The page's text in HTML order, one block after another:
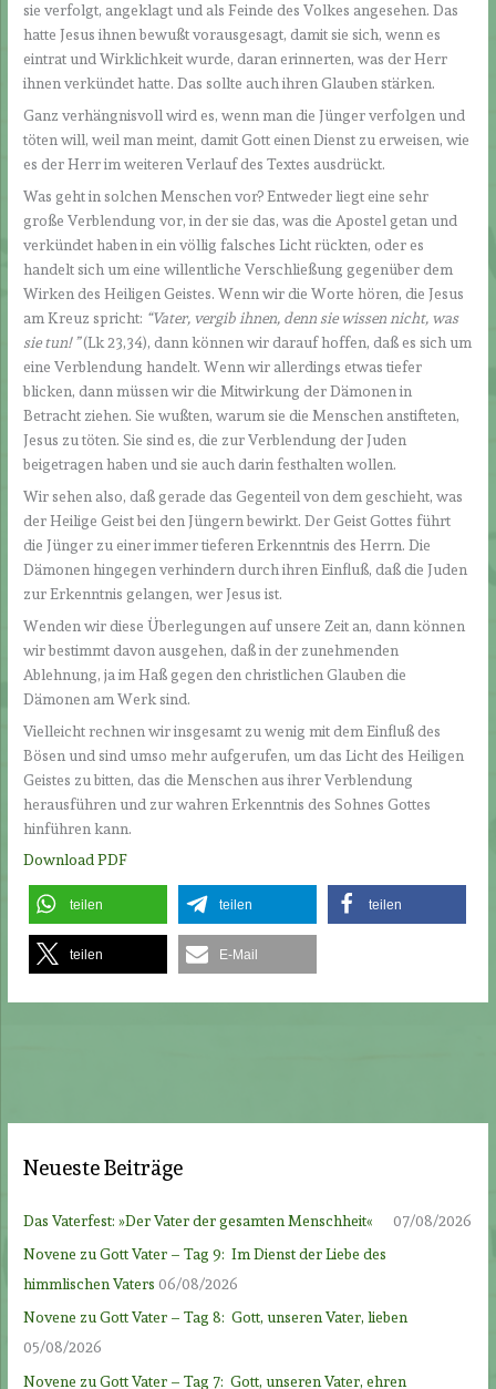
sie verfolgt, angeklagt und als Feinde des Volkes angesehen. Das
hatte Jesus ihnen bewußt vorausgesagt, damit sie sich, wenn es
eintrat und Wirklichkeit wurde, daran erinnerten, was der Herr
ihnen verkündet hatte. Das sollte auch ihren Glauben stärken.
Ganz verhängnisvoll wird es, wenn man die Jünger verfolgen und
töten will, weil man meint, damit Gott einen Dienst zu erweisen, wie
es der Herr im weiteren Verlauf des Textes ausdrückt.
Was geht in solchen Menschen vor? Entweder liegt eine sehr
große Verblendung vor, in der sie das, was die Apostel getan und
verkündet haben in ein völlig falsches Licht rückten, oder es
handelt sich um eine willentliche Verschließung gegenüber dem
Wirken des Heiligen Geistes. Wenn wir die Worte hören, die Jesus
am Kreuz spricht: “Vater, vergib ihnen, denn sie wissen nicht, was
sie tun! ”(Lk 23,34), dann können wir darauf hoffen, daß es sich um
eine Verblendung handelt. Wenn wir allerdings etwas tiefer
blicken, dann müssen wir die Mitwirkung der Dämonen in
Betracht ziehen. Sie wußten, warum sie die Menschen anstifteten,
Jesus zu töten. Sie sind es, die zur Verblendung der Juden
beigetragen haben und sie auch darin festhalten wollen.
Wir sehen also, daß gerade das Gegenteil von dem geschieht, was
der Heilige Geist bei den Jüngern bewirkt. Der Geist Gottes führt
die Jünger zu einer immer tieferen Erkenntnis des Herrn. Die
Dämonen hingegen verhindern durch ihren Einfluß, daß die Juden
zur Erkenntnis gelangen, wer Jesus ist.
Wenden wir diese Überlegungen auf unsere Zeit an, dann können
wir bestimmt davon ausgehen, daß in der zunehmenden
Ablehnung, ja im Haß gegen den christlichen Glauben die
Dämonen am Werk sind.
Vielleicht rechnen wir insgesamt zu wenig mit dem Einfluß des
Bösen und sind umso mehr aufgerufen, um das Licht des Heiligen
Geistes zu bitten, das die Menschen aus ihrer Verblendung
herausführen und zur wahren Erkenntnis des Sohnes Gottes
hinführen kann.
Download PDF
teilen teilen teilen
teilen E-Mail
Neueste Beiträge
Das Vaterfest: »Der Vater der gesamten Menschheit«
07/08/2026
Novene zu Gott Vater – Tag 9: Im Dienst der Liebe des
himmlischen Vaters 06/08/2026
Novene zu Gott Vater – Tag 8: Gott, unseren Vater, lieben
05/08/2026
Novene zu Gott Vater – Tag 7: Gott, unseren Vater, ehren